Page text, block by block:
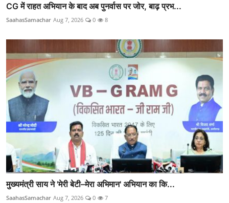
CG में राहत अभियान के बाद अब पुनर्वास पर जोर, बाढ़ प्रभ...
SaahasSamachar Aug 7, 2026 0 8
मुख्यमंत्री साय ने 'मेरी बेटी–मेरा अभिमान' अभियान का कि...
SaahasSamachar Aug 7, 2026 0 7